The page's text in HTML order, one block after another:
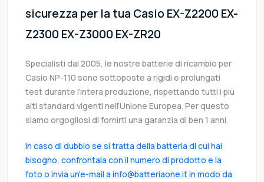
sicurezza per la tua Casio EX-Z2200 EX-
Z2300 EX-Z3000 EX-ZR20
Specialisti dal 2005, le nostre batterie di ricambio per
Casio NP-110 sono sottoposte a rigidi e prolungati
test durante l’intera produzione, rispettando tutti i più
alti standard vigenti nell’Unione Europea. Per questo
siamo orgogliosi di fornirti una garanzia di ben 1 anni.
In caso di dubbio se si tratta della batteria di cui hai
bisogno, confrontala con il numero di prodotto e la
foto o invia un'e-mail a info@batteriaone.it in modo da